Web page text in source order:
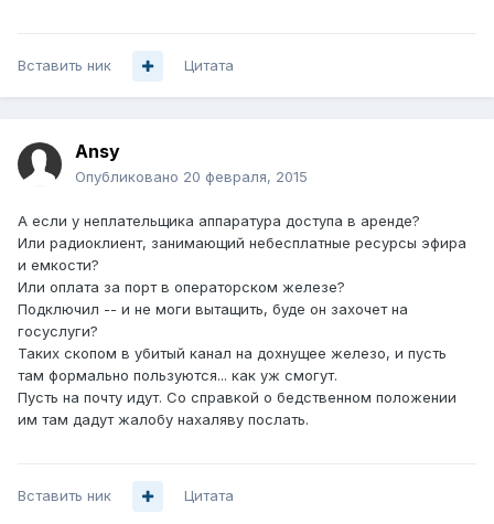
Вставить ник Цитата
Ansy
Опубликовано 20 февраля, 2015
А если у неплательщика аппаратура доступа в аренде?
Или радиоклиент, занимающий небесплатные ресурсы эфира
и емкости?
Или оплата за порт в операторском железе?
Подключил -- и не моги вытащить, буде он захочет на
госуслуги?
Таких скопом в убитый канал на дохнущее железо, и пусть
там формально пользуются... как уж смогут.
Пусть на почту идут. Со справкой о бедственном положении
им там дадут жалобу нахаляву послать.
Вставить ник Цитата